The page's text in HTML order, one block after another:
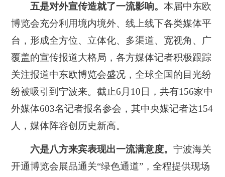
五是对外宣传造就了一流影响。本届中东欧
博览会充分利用境内境外、线上线下各类媒体平
台，形成全方位、立体化、多渠道、宽视角、广
覆盖的宣传报道大格局，各方媒体记者积极跟踪
关注报道中东欧博览会盛况，全球全国的目光纷
纷被吸引到宁波来。截止6月10日，共有156家中
外媒体603名记者报名参会，其中央媒记者达154
人，媒体阵容创历史新高。
六是八方来宾表现出一流满意度。宁波海关
开通博览会展品通关“绿色通道”，全程提供现场